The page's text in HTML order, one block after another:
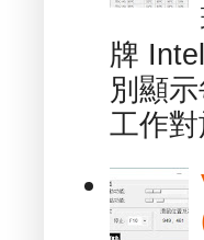
牌
別顯
工作